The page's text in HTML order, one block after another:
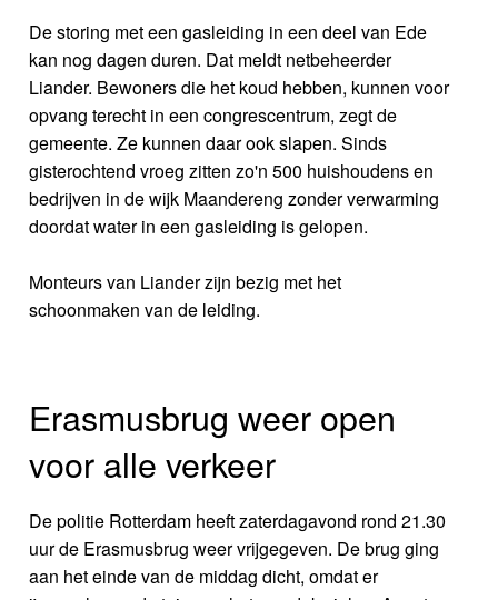
De storing met een gasleiding in een deel van Ede
kan nog dagen duren. Dat meldt netbeheerder
Liander. Bewoners die het koud hebben, kunnen voor
opvang terecht in een congrescentrum, zegt de
gemeente. Ze kunnen daar ook slapen. Sinds
gisterochtend vroeg zitten zo'n 500 huishoudens en
bedrijven in de wijk Maandereng zonder verwarming
doordat water in een gasleiding is gelopen.
Monteurs van Liander zijn bezig met het
schoonmaken van de leiding.
Erasmusbrug weer open
voor alle verkeer
De politie Rotterdam heeft zaterdagavond rond 21.30
uur de Erasmusbrug weer vrijgegeven. De brug ging
aan het einde van de middag dicht, omdat er